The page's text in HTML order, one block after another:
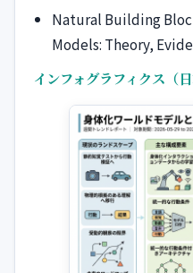
Natural Building
Models: Theory,
インフォグラフィクス（日